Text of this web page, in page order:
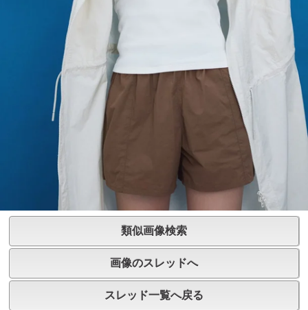
類似画像検索
画像のスレッドへ
スレッド一覧へ戻る